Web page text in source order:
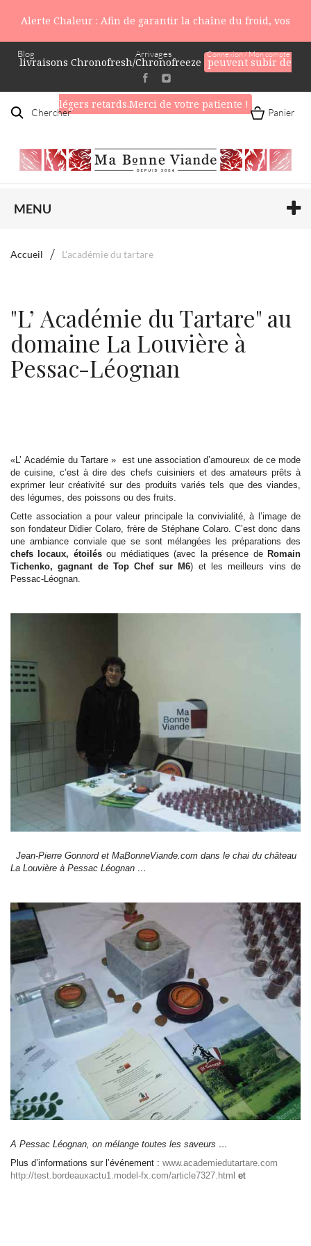
Alerte Chaleur : Afin de garantir la chaîne du froid, vos
livraisons Chronofresh/Chronofreeze peuvent subir de
légers retards.Merci de votre patiente !
Blog Connexion / Mon compte
Arrivages
Chercher Panier
MENU
Accueil L'académie du tartare
"L’ Académie du Tartare" au
domaine La Louvière à
Pessac-Léognan
«L’ Académie du Tartare » est une association d’amoureux de ce mode
de cuisine, c’est à dire des chefs cuisiniers et des amateurs prêts à
exprimer leur créativité sur des produits variés tels que des viandes,
des légumes, des poissons ou des fruits.
Cette association a pour valeur principale la convivialité, à l’image de
son fondateur Didier Colaro, frère de Stéphane Colaro. C’est donc dans
une ambiance conviale que se sont mélangées les préparations des
chefs locaux, étoilésou médiatiques (avec la présence de Romain
Tichenko, gagnant de Top Chef sur M6) et les meilleurs vins de
Pessac-Léognan.
Jean-Pierre Gonnord et MaBonneViande.com dans le chai du château
La Louvière à Pessac Léognan …
A Pessac Léognan, on mélange toutes les saveurs …
Plus d’informations sur l’événement : www.academiedutartare.com
http://test.bordeauxactu1.model-fx.com/article7327.html et